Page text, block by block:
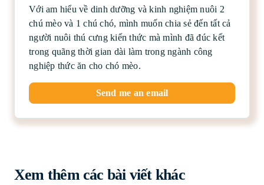
Với am hiểu về dinh dưỡng và kinh nghiệm nuôi 2
chú mèo và 1 chú chó, mình muốn chia sẻ đến tất cả
người nuôi thú cưng kiến thức mà mình đã đúc kết
trong quãng thời gian dài làm trong ngành công
nghiệp thức ăn cho chó mèo.
Send me an email
Xem thêm các bài viết khác